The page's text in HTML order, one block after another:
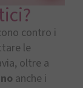
contro i
le
oltre a
anche i